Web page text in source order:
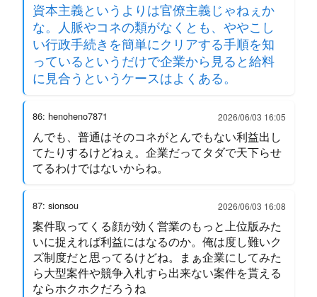
資本主義というよりは官僚主義じゃねぇか
な。人脈やコネの類がなくとも、ややこし
い行政手続きを簡単にクリアする手順を知
っているというだけで企業から見ると給料
に見合うというケースはよくある。
86: henoheno7871 2026/06/03 16:05
んでも、普通はそのコネがとんでもない利益出し
てたりするけどねぇ。企業だってタダで天下らせ
てるわけではないからね。
87: sionsou 2026/06/03 16:08
案件取ってくる顔が効く営業のもっと上位版みた
いに捉えれば利益にはなるのか。俺は度し難いク
ズ制度だと思ってるけどね。まぁ企業にしてみた
ら大型案件や競争入札すら出来ない案件を貰える
ならホクホクだろうね